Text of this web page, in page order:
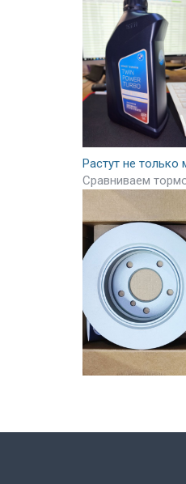
Растут не
Сравниваем